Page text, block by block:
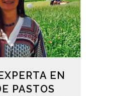
EN
PASTOS